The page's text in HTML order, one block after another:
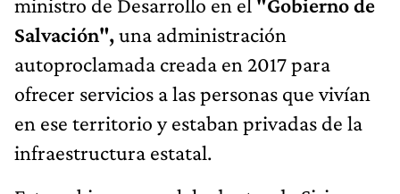
Salvación",una administración
autoproclamada creada en 2017 para
ofrecer servicios a las personas que vivían
en ese territorio y estaban privadas de la
infraestructura estatal.